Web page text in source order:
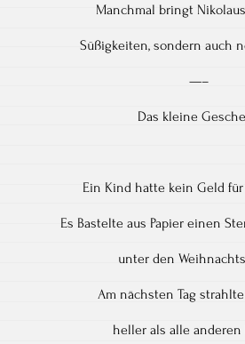
Manchmal bringt
Süßigkeiten, sondern auch
—–
Das kleine
Ein Kind hatte kein Geld
Es Bastelte aus Papier einen
unter den
Am nächsten Tag
heller als alle anderen